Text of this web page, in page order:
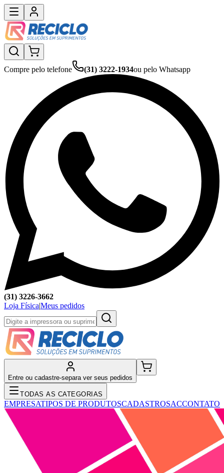
Compre pelo telefone (31) 3222-1934ou pelo Whatsapp
(31) 3226-3662
Loja Física|Meus pedidos
Entre ou cadastre-separa ver seus pedidos
TODAS AS CATEGORIAS
EMPRESATIPOS DE PRODUTOSCADASTROSACCONTATO